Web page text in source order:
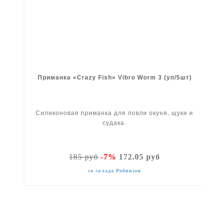
Приманка «Crazy Fish» Vibro Worm 3 (уп/5шт)
Силиконовая приманка для ловли окуня, щуки и
судака.
185 руб-7% 172.05 руб
со склада Робинзон